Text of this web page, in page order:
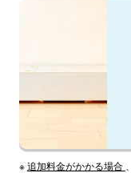
※追加料金がかかる場合